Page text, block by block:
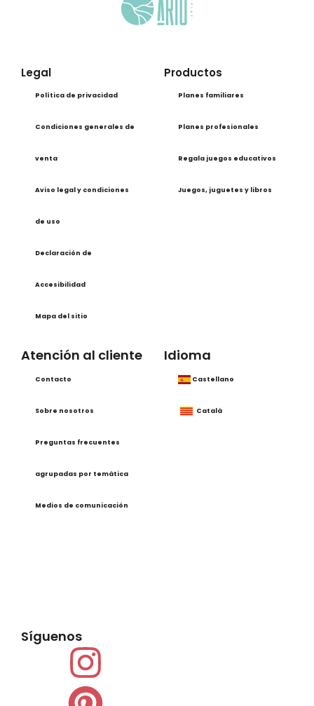
Legal
Política de privacidad
Condiciones generales de
venta
Aviso legal y condiciones
de uso
Declaración de
Accesibilidad
Mapa del sitio
Productos
Planes familiares
Planes profesionales
Regala juegos educativos
Juegos, juguetes y libros
Atención al cliente
Contacto
Sobre nosotros
Preguntas frecuentes
agrupadas por temática
Medios de comunicación
Idioma
Castellano
Català
Síguenos